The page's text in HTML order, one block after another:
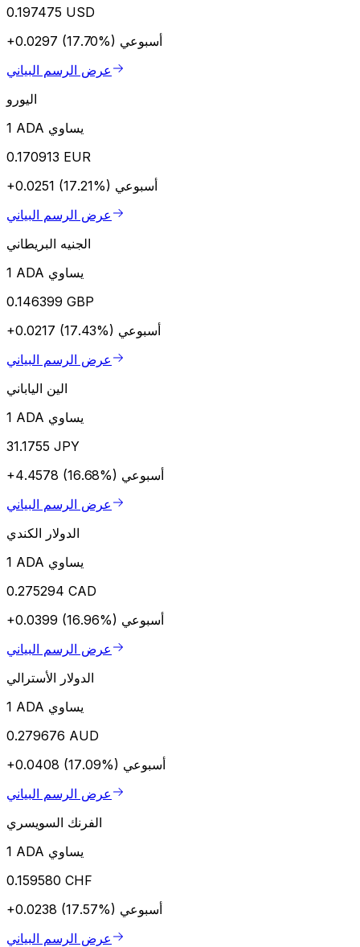
0.197475 USD
+0.0297 (17.70%) أسبوعي
عرض الرسم البياني
اليورو
1 ADA يساوي
0.170913 EUR
+0.0251 (17.21%) أسبوعي
عرض الرسم البياني
الجنيه البريطاني
1 ADA يساوي
0.146399 GBP
+0.0217 (17.43%) أسبوعي
عرض الرسم البياني
الين الياباني
1 ADA يساوي
31.1755 JPY
+4.4578 (16.68%) أسبوعي
عرض الرسم البياني
الدولار الكندي
1 ADA يساوي
0.275294 CAD
+0.0399 (16.96%) أسبوعي
عرض الرسم البياني
الدولار الأسترالي
1 ADA يساوي
0.279676 AUD
+0.0408 (17.09%) أسبوعي
عرض الرسم البياني
الفرنك السويسري
1 ADA يساوي
0.159580 CHF
+0.0238 (17.57%) أسبوعي
عرض الرسم البياني